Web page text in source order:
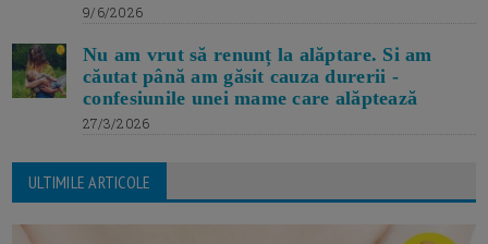
9/6/2026
Nu am vrut să renunț la alăptare. Si am
căutat până am găsit cauza durerii -
confesiunile unei mame care alăptează
27/3/2026
ULTIMILE ARTICOLE